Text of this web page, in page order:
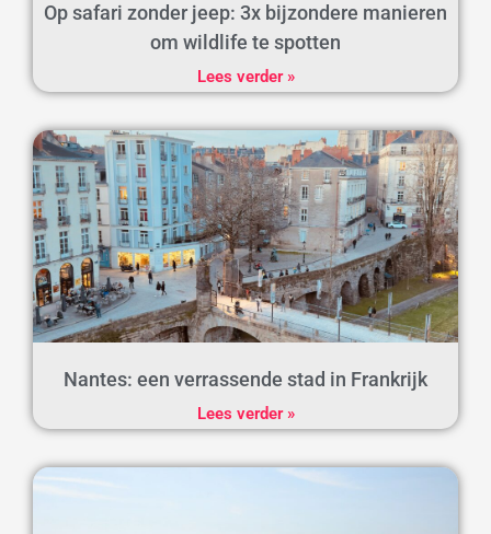
Op safari zonder jeep: 3x bijzondere manieren
om wildlife te spotten
Lees verder »
Nantes: een verrassende stad in Frankrijk
Lees verder »